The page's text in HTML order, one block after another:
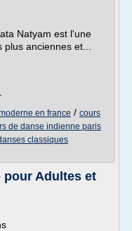
Natyam est l'une
anciennes et...
en france / cours
de danse indienne paris
classiques
pour Adultes et